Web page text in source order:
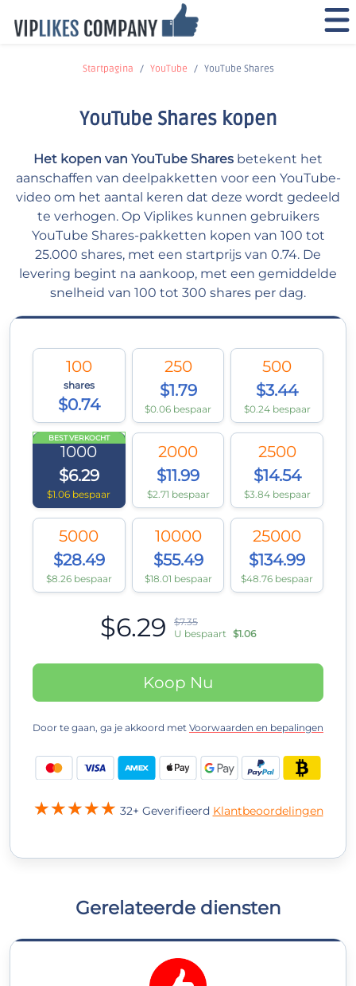
Startpagina YouTube YouTube Shares
YouTube Shares kopen
Het kopen van YouTube Shares betekent het
aanschaffen van deelpakketten voor een YouTube-
video om het aantal keren dat deze wordt gedeeld
te verhogen. Op Viplikes kunnen gebruikers
YouTube Shares-pakketten kopen van 100 tot
25.000 shares, met een startprijs van 0.74. De
levering begint na aankoop, met een gemiddelde
snelheid van 100 tot 300 shares per dag.
100
shares
$0.74
250
$1.79
$0.06 bespaar
500
$3.44
$0.24 bespaar
BEST VERKOCHT
1000
$6.29
$1.06 bespaar
2000
$11.99
$2.71 bespaar
2500
$14.54
$3.84 bespaar
5000
$28.49
$8.26 bespaar
10000
$55.49
$18.01 bespaar
25000
$134.99
$48.76 bespaar
$6.29
$7.35
U bespaart $1.06
Koop Nu
Door te gaan, ga je akkoord met Voorwaarden en bepalingen
32+ Geverifieerd Klantbeoordelingen
Gerelateerde diensten